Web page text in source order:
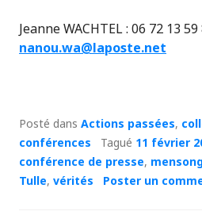
Jeanne WACHTEL : 06 72 13 59
nanou.wa@laposte.net
Posté dans Actions passées,
conférences
Tagué 11 février
conférence de presse,
Tulle, vérités Poster un